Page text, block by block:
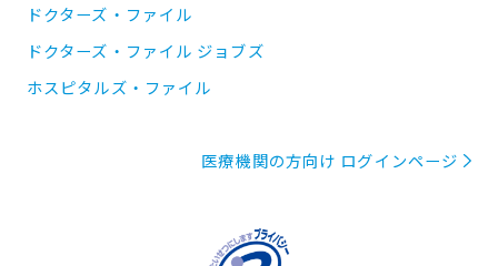
ドクターズ・ファイル
ドクターズ・ファイル ジョブズ
ホスピタルズ・ファイル
医療機関の方向け ログインページ